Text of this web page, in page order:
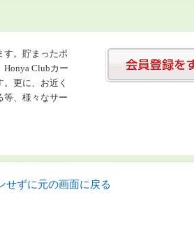
す。貯まったポ
Clubカー
更に、お近く
等、様々なサー
せずに元の画面に戻る